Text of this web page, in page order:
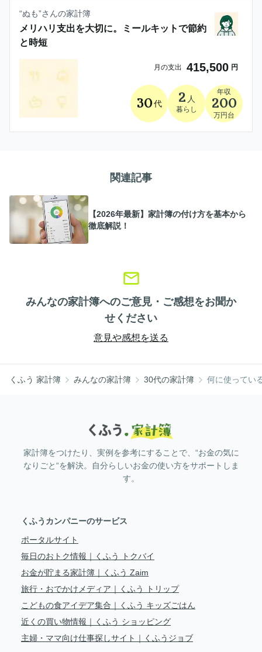
“ぬも”さんの家計簿
メリハリ支出を大切に。ミールキットで節約
と時短
月の支出 415,500 円
30代 2 人
暮らし
年収
200
万円台
関連記事
【2026年最新】家計簿の付け方を基本から
徹底解説！
みんなの家計簿へのご意見・ご感想をお聞か
せください
意見や感想を送る
くふう 家計簿 みんなの家計簿 30代の家計簿 何に使ってい
家計簿をつけたり、実例を参考にすることで、“お金の気に
なりごと“を解決。自分らしいお金の使い方をサポートしま
す。
くふうカンパニーのサービス
ポータルサイト
毎日のおトク情報｜くふう トクバイ
お金が貯まる家計簿｜くふう Zaim
旅行・おでかけメディア｜くふう トリップ
こどもの食アイデア集合｜くふう キッズごはん
近くの買い物情報｜くふう ショッピング
主婦・ママ向け仕事探しサイト｜くふうジョブ